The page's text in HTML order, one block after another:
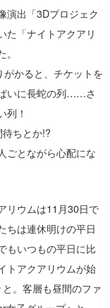
演出「3Dプロジェク
た「ナイトアクアリ
かると、チケットを
いに長蛇の列……さ
列！
ちとか!?
ごとながら心配にな
リウムは11月30日で
ちは連休明けの平日
もいつもの平日に比
トアクアリウムが始
。客層も昼間のファ